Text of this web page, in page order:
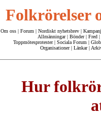
Folkrörelser
Om oss| Forum | Nordiskt nyhetsbrev|
Allmänningar| Bönder| Fred |
Toppmötesprotester| Sociala Forum |
Organisationer| Länkar|
Hur